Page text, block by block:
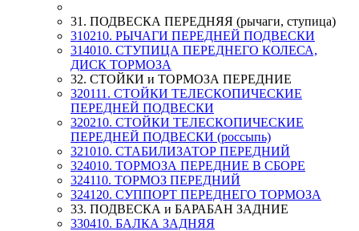
31. ПОДВЕСКА ПЕРЕДНЯЯ (рычаги, ступица)
310210. РЫЧАГИ ПЕРЕДНЕЙ ПОДВЕСКИ
314010. СТУПИЦА ПЕРЕДНЕГО КОЛЕСА,
ДИСК ТОРМОЗА
32. СТОЙКИ и ТОРМОЗА ПЕРЕДНИЕ
320111. СТОЙКИ ТЕЛЕСКОПИЧЕСКИЕ
ПЕРЕДНЕЙ ПОДВЕСКИ
320210. СТОЙКИ ТЕЛЕСКОПИЧЕСКИЕ
ПЕРЕДНЕЙ ПОДВЕСКИ (россыпь)
321010. СТАБИЛИЗАТОР ПЕРЕДНИЙ
324010. ТОРМОЗА ПЕРЕДНИЕ В СБОРЕ
324110. ТОРМОЗ ПЕРЕДНИЙ
324120. СУППОРТ ПЕРЕДНЕГО ТОРМОЗА
33. ПОДВЕСКА и БАРАБАН ЗАДНИЕ
330410. БАЛКА ЗАДНЯЯ